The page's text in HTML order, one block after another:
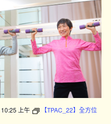
10:25 上午
【TPAC_22】全方位